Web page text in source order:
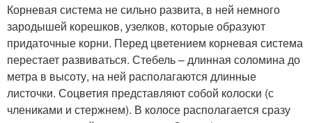
Корневая система не сильно развита, в ней немного
зародышей корешков, узелков, которые образуют
придаточные корни. Перед цветением корневая система
перестает развиваться. Стебель – длинная соломина до
метра в высоту, на ней располагаются длинные
листочки. Соцветия представляют собой колоски (с
члениками и стержнем). В колосе располагается сразу